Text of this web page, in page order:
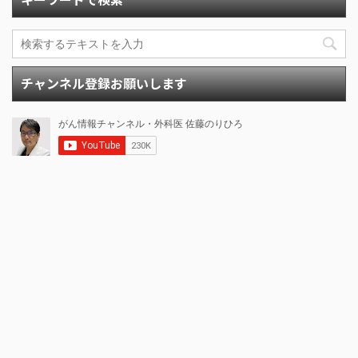
チャンネル登録お願いします